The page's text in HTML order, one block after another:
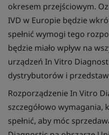
okresem przejściowym.
IVD w Europie będzie
spełnić wymogi tego
będzie miało wpływ na
urządzeń In Vitro
dystrybutorów i
Rozporządzenie In Vitro
szczegółowo
spełnić, aby móc